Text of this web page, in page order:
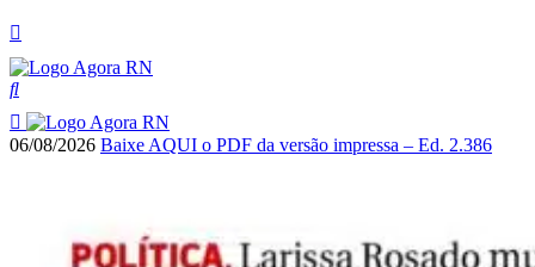
06/08/2026 Baixe AQUI o PDF da versão impressa – Ed. 2.386